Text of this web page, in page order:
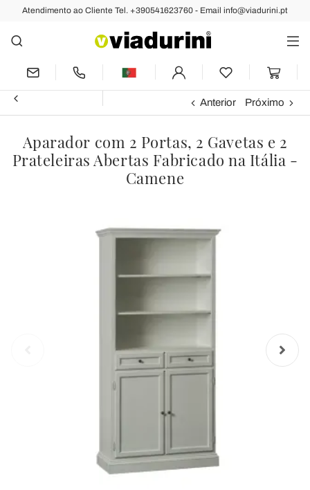
Atendimento ao Cliente Tel. +390541623760 - Email info@viadurini.pt
Anterior Próximo
Aparador com 2 Portas, 2 Gavetas e 2
Prateleiras Abertas Fabricado na Itália -
Camene